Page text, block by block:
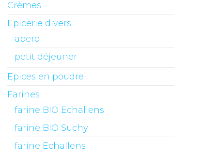
Crèmes
Epicerie divers
apero
petit déjeuner
Epices en poudre
Farines
farine BIO Echallens
farine BIO Suchy
farine Echallens